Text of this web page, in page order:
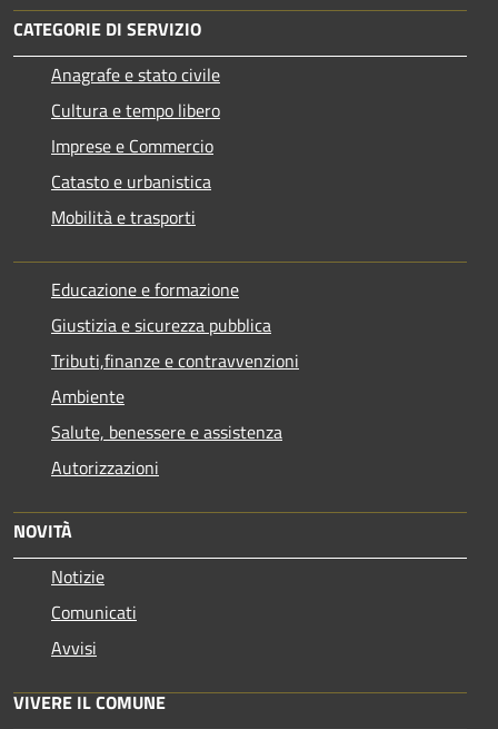
CATEGORIE DI SERVIZIO
Anagrafe e stato civile
Cultura e tempo libero
Imprese e Commercio
Catasto e urbanistica
Mobilità e trasporti
Educazione e formazione
Giustizia e sicurezza pubblica
Tributi,finanze e contravvenzioni
Ambiente
Salute, benessere e assistenza
Autorizzazioni
NOVITÀ
Notizie
Comunicati
Avvisi
VIVERE IL COMUNE